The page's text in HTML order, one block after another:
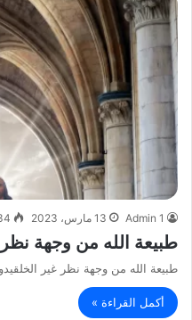
Admin 1 13 مارس، 2023
طبيعة الله من وجهة نظر
طبيعة الله من وجهة نظر غير
أكمل القراءة »